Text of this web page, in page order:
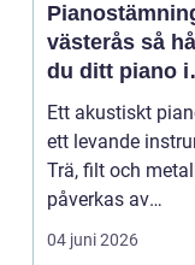
västerås så håller
du ditt piano i
toppform
Ett akustiskt
ett levande
Trä, filt och metall
påverkas av
årstidernas
04 juni 2026